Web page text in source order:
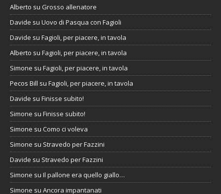
Alberto su Grosso allenatore
Davide su Uovo di Pasqua con Fagioli
Davide su Fagioli, per piacere, in tavola
Alberto su Fagioli, per piacere, in tavola
Simone su Fagioli, per piacere, in tavola
Pecos Bill su Fagioli, per piacere, in tavola
Davide su Finisse subito!
Simone su Finisse subito!
Simone su Como ci voleva
Simone su Stravedo per Fazzini
Davide su Stravedo per Fazzini
Simone su Il pallone era quello giallo…
Simone su Ancora impantanati